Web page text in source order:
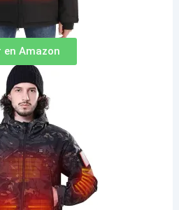
en Amazon